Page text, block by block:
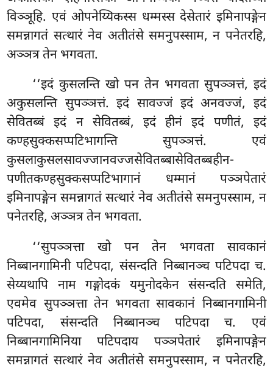
विञ्ञूहि. एवं ओपनेय्यिकस्स धम्मस्स देसेतारं इमिनापङ्गेन
समन्नागतं सत्थारं नेव अतीतंसे समनुपस्साम, न पनेतरहि,
अञ्ञत्र तेन भगवता.
‘‘इदं कुसलन्ति खो पन तेन भगवता सुपञ्ञत्तं, इदं
अकुसलन्ति सुपञ्ञत्तं. इदं सावज्जं इदं अनवज्जं, इदं
सेवितब्बं इदं न सेवितब्बं, इदं हीनं इदं पणीतं, इदं
कण्हसुक्कसप्पटिभागन्ति सुपञ्ञत्तं. एवं
कुसलाकुसलसावज्जानवज्जसेवितब्बासेवितब्बहीन-
पणीतकण्हसुक्कसप्पटिभागानं धम्मानं पञ्ञपेतारं
इमिनापङ्गेन समन्नागतं सत्थारं नेव अतीतंसे समनुपस्साम, न
पनेतरहि, अञ्ञत्र तेन भगवता.
‘‘सुपञ्ञत्ता खो पन तेन भगवता सावकानं
निब्बानगामिनी पटिपदा, संसन्दति निब्बानञ्च पटिपदा च.
सेय्यथापि नाम गङ्गोदकं यमुनोदकेन संसन्दति समेति,
एवमेव सुपञ्ञत्ता तेन भगवता सावकानं निब्बानगामिनी
पटिपदा, संसन्दति निब्बानञ्च पटिपदा च. एवं
निब्बानगामिनिया पटिपदाय पञ्ञपेतारं इमिनापङ्गेन
समन्नागतं सत्थारं नेव अतीतंसे समनुपस्साम, न पनेतरहि,